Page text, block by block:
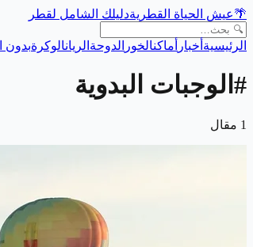
🌴عيش الحياة القطريةدليلك الشامل لقطر
الرئيسية أخبار أماكنالخور الدوحة الريانالوكرةبدون
# الوجبات البدوية
1 مقال